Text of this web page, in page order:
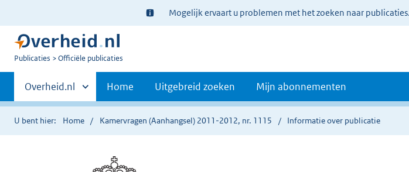
Ter
informatie:
Mogelijk ervaart u problemen met het zoeken naar
U
Publicaties Officiële publicaties
Primaire
navigatie
Andere
sites
binnen
Overheid.nl Home Uitgebreid zoeken Mijn abonnementen
U bent hier: Home Kamervragen (Aanhangsel) 2011-2012, nr. 1115 Informatie over publicatie